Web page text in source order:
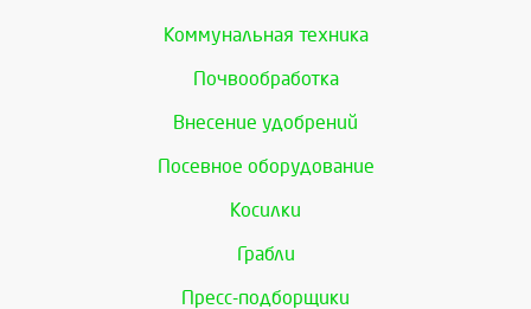
Коммунальная техника
Почвообработка
Внесение удобрений
Посевное оборудование
Косилки
Грабли
Пресс-подборщики